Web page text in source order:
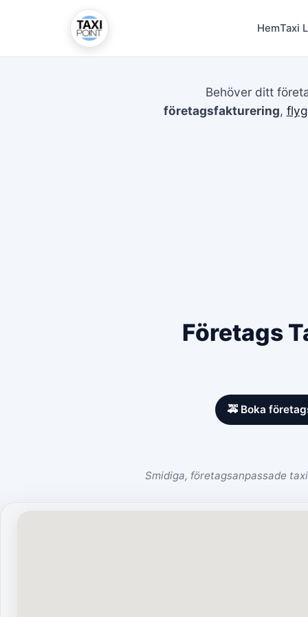
HemTaxi
Behöver ditt
företagsfakturering,
Företags
🚕 Boka
Smidiga, företagsanpassade